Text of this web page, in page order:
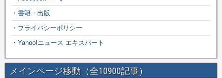
・ 書籍・出版
・ プライバシーポリシー
・ Yahoo!ニュース エキスパート
メインページ移動（全10900記事）